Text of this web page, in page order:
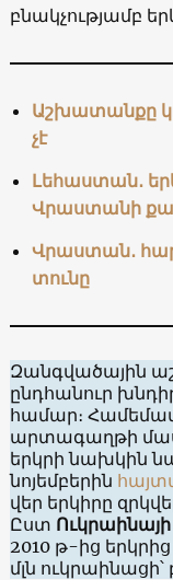
բնակչությամբ
Աշխատանքը
չէ
Լեհաստան․
Վրաստանի
Վրաստան․
տունը
Զանգվածային
ընդհանուր
համար։
արտագաղթի
երկրի նախկին
նոյեմբերին
վեր երկիրը
Ըստ Ուկրաինայի
2010 թ-ից երկրից
մլն